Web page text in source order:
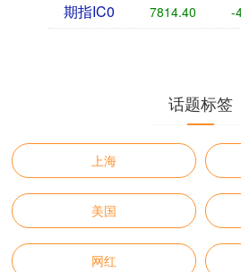
期指IC0 7814.40 -
话题标签
上海
美国
网红